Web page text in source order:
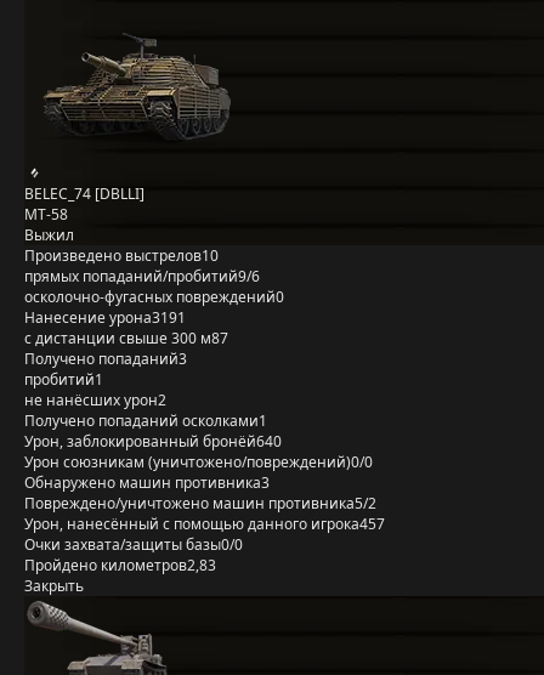
BELEC_74 [DBLLI]
MT-58
Выжил
Произведено выстрелов10
прямых попаданий/пробитий9/6
осколочно-фугасных повреждений0
Нанесение урона3191
с дистанции свыше 300 м87
Получено попаданий3
пробитий1
не нанёсших урон2
Получено попаданий осколками1
Урон, заблокированный бронёй640
Урон союзникам (уничтожено/повреждений)0/0
Обнаружено машин противника3
Повреждено/уничтожено машин противника5/2
Урон, нанесённый с помощью данного игрока457
Очки захвата/защиты базы0/0
Пройдено километров2,83
Закрыть